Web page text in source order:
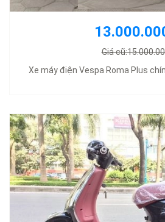
Giá
Xe máy điện Vespa Roma Plus